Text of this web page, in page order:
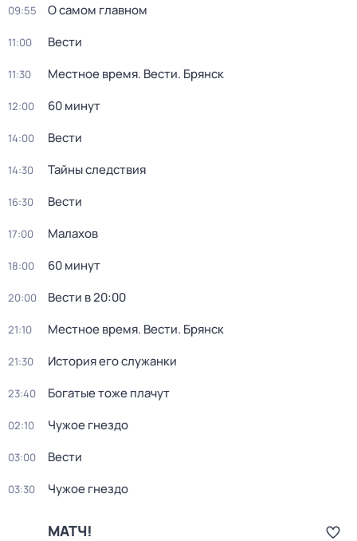
09:55 О самом главном
11:00 Вести
11:30 Местное время. Вести. Брянск
12:00 60 минут
14:00 Вести
14:30 Тайны следствия
16:30 Вести
17:00 Малахов
18:00 60 минут
20:00 Вести в 20:00
21:10 Местное время. Вести. Брянск
21:30 История его служанки
23:40 Богатые тоже плачут
02:10 Чужое гнездо
03:00 Вести
03:30 Чужое гнездо
МАТЧ!